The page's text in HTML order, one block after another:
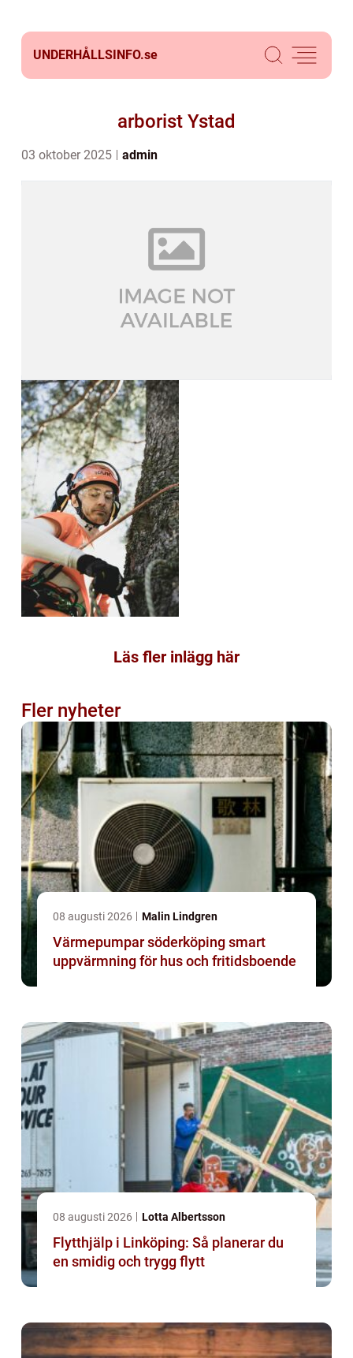
UNDERHÅLLSINFO.se
arborist Ystad
03 oktober 2025 admin
Läs fler inlägg här
Fler nyheter
08 augusti 2026 Malin Lindgren
Värmepumpar söderköping smart
uppvärmning för hus och fritidsboende
08 augusti 2026 Lotta Albertsson
Flytthjälp i Linköping: Så planerar du
en smidig och trygg flytt